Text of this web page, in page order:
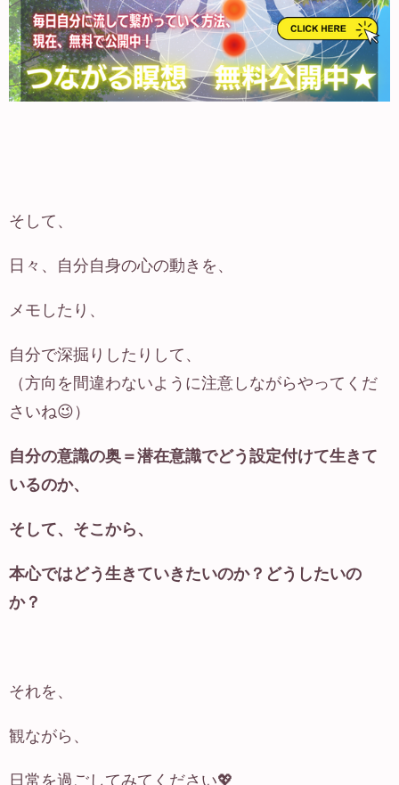
そして、
日々、自分自身の心の動きを、
メモしたり、
自分で深掘りしたりして、
（方向を間違わないように注意しながらやってくだ
さいね😉）
自分の意識の奥＝潜在意識でどう設定付けて生きて
いるのか、
そして、そこから、
本心ではどう生きていきたいのか？どうしたいの
か？
それを、
観ながら、
日常を過ごしてみてください💖